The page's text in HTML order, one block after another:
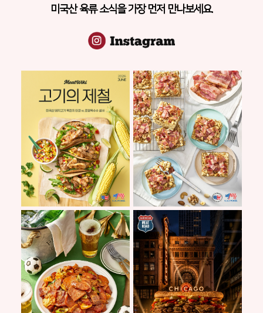
미국산 육류 소식을 가장 먼저 만나보세요.